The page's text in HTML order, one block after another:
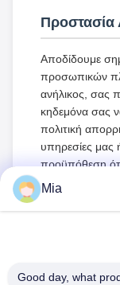
Προστασία
Αποδίδουμε
προσωπικών
ανήλικος, σας
κηδεμόνα σας
πολιτική
υπηρεσίες μας
προϋπόθεση
κηδεμόνα σας.
Mia
Good day, what